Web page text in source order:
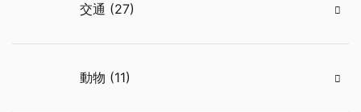
交通 (27)
動物 (11)